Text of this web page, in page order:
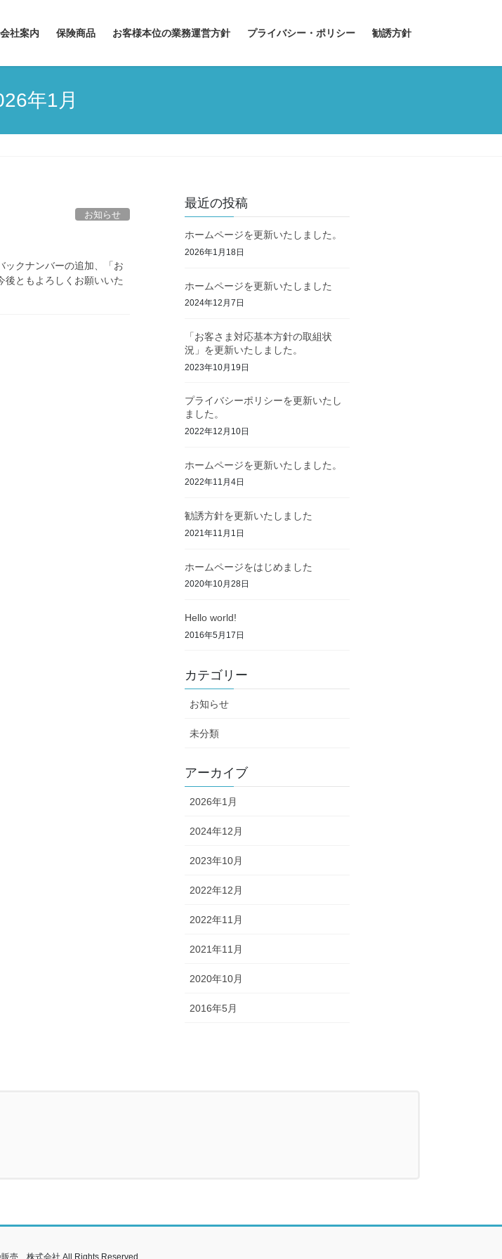
会社案内 保険商品 お客様本位の業務運営方針 プライバシー・ポリシー 勧誘方針
年1月
お知らせ
ックナンバーの追加、「お
後ともよろしくお願いいた
最近の投稿
ホームページを更新いたしました。
2026年1月18日
ホームページを更新いたしました
2024年12月7日
「お客さま対応基本方針の取組状
況」を更新いたしました。
2023年10月19日
プライバシーポリシーを更新いたし
ました。
2022年12月10日
ホームページを更新いたしました。
2022年11月4日
勧誘方針を更新いたしました
2021年11月1日
ホームページをはじめました
2020年10月28日
Hello world!
2016年5月17日
カテゴリー
お知らせ
未分類
アーカイブ
2026年1月
2024年12月
2023年10月
2022年12月
2022年11月
2021年11月
2020年10月
2016年5月